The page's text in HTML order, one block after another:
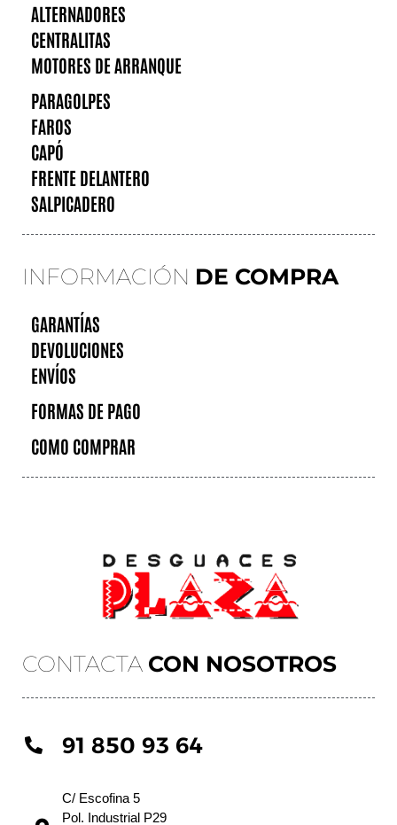
CONTACTA CON NOSOTROS
91 850 93 64
C/ Escofina 5
Pol. Industrial P29
ALTERNADORES
CENTRALITAS
MOTORES DE ARRANQUE
PARAGOLPES
FAROS
CAPÓ
FRENTE DELANTERO
SALPICADERO
INFORMACIÓN DE COMPRA
GARANTÍAS
DEVOLUCIONES
ENVÍOS
FORMAS DE PAGO
COMO COMPRAR